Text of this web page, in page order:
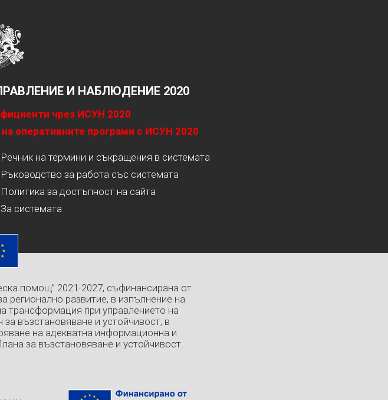
И НАБЛЮДЕНИЕ 2020
чрез ИСУН 2020
оперативните програми с ИСУН 2020
Речник на термини и съкращения в системата
Ръководство за работа със системата
Политика за достъпност на сайта
За системата
помощ” 2021-2027, съфинансирана от
регионално развитие, в изпълнение на
трансформация при управлението на
възстановяване и устойчивост, в
на адекватна информационна и
за възстановяване и устойчивост.